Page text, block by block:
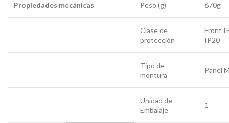
Propiedades mecánicas Peso (g) 670g
Clase de
protección
Front
IP20
Tipo de
montura
Panel
Unidad de
Embalaje
1